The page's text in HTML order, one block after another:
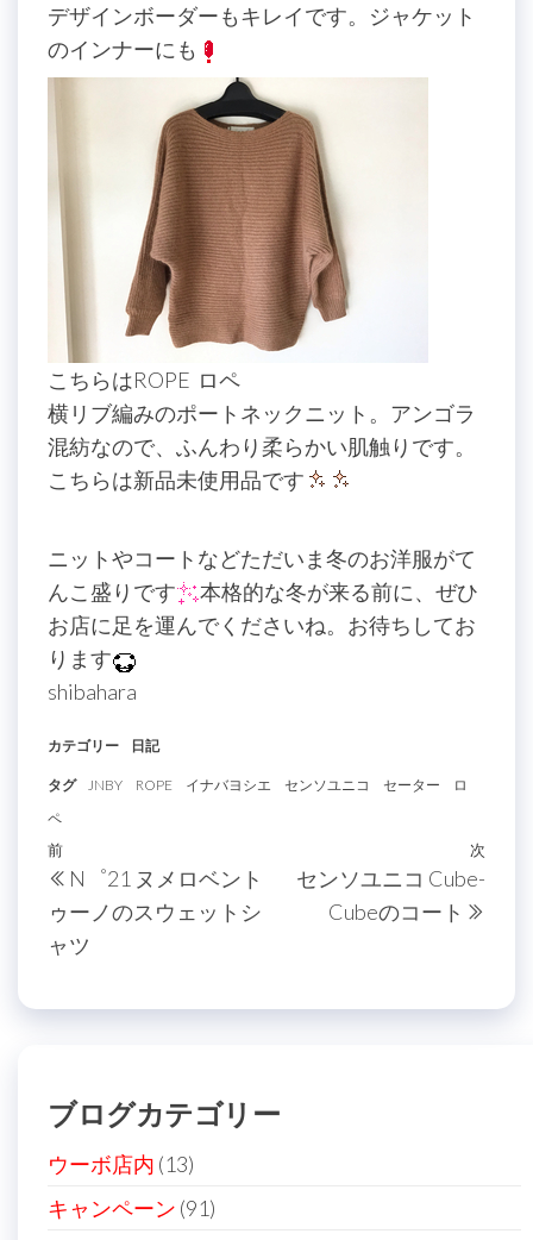
デザインボーダーもキレイです。ジャケット
のインナーにも
こちらはROPE ロペ
横リブ編みのポートネックニット。アンゴラ
混紡なので、ふんわり柔らかい肌触りです。
こちらは新品未使用品です
ニットやコートなどただいま冬のお洋服がて
んこ盛りです
本格的な冬が来る前に、ぜひ
お店に足を運んでくださいね。お待ちしてお
ります
shibahara
カテゴリー 日記
タグ JNBY ROPE イナバヨシエ センソユニコ セーター
ロ
ペ
投
稿
ナ
ゲ
シ
ョ
ン
過
去
の
投
前
N゜21 ヌメロベント
ゥーノのスウェットシ
ャツ
次
次
センソユニコ Cube-
Cubeのコート
ブログカテゴリー
ウーボ店内 (13)
キャンペーン (91)